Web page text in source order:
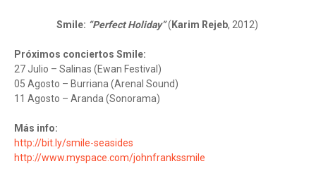
Smile: “Perfect Holiday” ( Karim Rejeb, 2012)
Próximos conciertos Smile:
27 Julio – Salinas (Ewan Festival)
05 Agosto – Burriana (Arenal Sound)
11 Agosto – Aranda (Sonorama)
Más info:
http://bit.ly/smile-seasides
http://www.myspace.com/johnfrankssmile